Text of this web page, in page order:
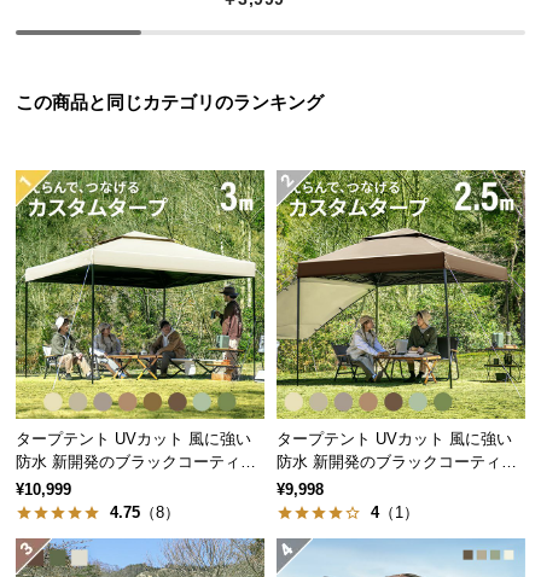
型
品
送
に
つ
い
て
小
型
商
の
配
送
に
つ
フラットスタイル
片側はポールを使用せず、地面張りにしたフラット
スタイル。暑い日の熱中症対策としても活躍しま
す。
この商品と同じカテゴリのランキング
タープテント UVカット 風に強い
防水 新開発のブラックコーティン
グタイプも 3m
¥10,999
4.75 （8）
タープテント UVカット 風に強い
防水 新開発のブラックコーティン
グタイプも 2.5m
¥9,998
4（1）